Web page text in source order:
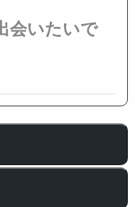
会いたいで